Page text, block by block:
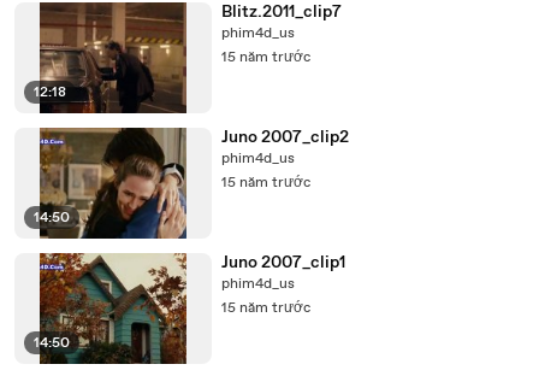
12:18
Blitz.2011_clip7
phim4d_us
15 năm trước
14:50
Juno 2007_clip2
phim4d_us
15 năm trước
14:50
Juno 2007_clip1
phim4d_us
15 năm trước